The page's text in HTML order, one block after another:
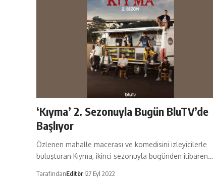
‘Kıyma’ 2. Sezonuyla Bugün BluTV’de
Başlıyor
Özlenen mahalle macerası ve komedisini izleyicilerle
buluşturan Kıyma, ikinci sezonuyla bugünden itibaren…
TarafındanEditör 27 Eyl 2022